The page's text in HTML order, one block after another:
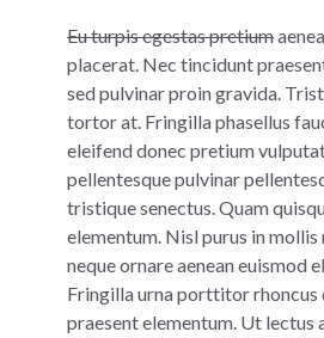
Euturpis egestas pretium
placerat. Nec tincidunt
sed pulvinar proin gravida.
tortor at. Fringilla phasellus
eleifend donec pretium
pellentesque pulvinar
tristique senectus. Quam
elementum. Nisl purus in mollis
neque ornare aenean euismod
Fringilla urna porttitor rhoncus
praesent elementum. Ut lectus